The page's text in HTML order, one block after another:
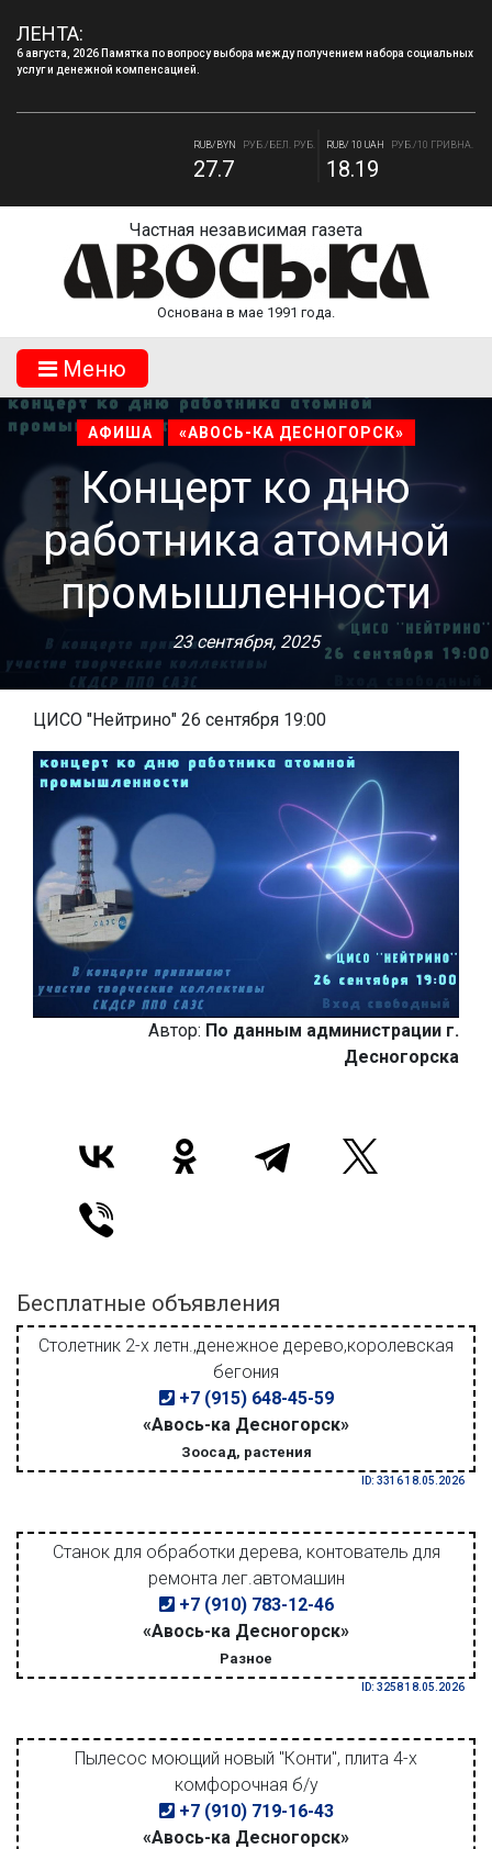
ЛЕНТА:
6 августа, 2026 Памятка по вопросу выбора между получением набора социальных
услуг и денежной компенсацией.
RUB/BYN РУБ./БЕЛ. РУБ.
27.7
RUB/ 10 UAH РУБ./10 ГРИВНА.
18.19
81.41 94.06
Частная независимая газета
Основана в мае 1991 года.
Mеню
АФИША «АВОСЬ-КА ДЕСНОГОРСК»
Концерт ко дню
работника атомной
промышленности
23 сентября, 2025
ЦИСО "Нейтрино" 26 сентября 19:00
Автор: По данным администрации г.
Десногорска
Бесплатные объявления
Столетник 2-х летн.,денежное дерево,королевская
бегония
+7 (915) 648-45-59
«Авось-ка Десногорск»
Зоосад, растения
ID: 3316 18.05.2026
Станок для обработки дерева, контователь для
ремонта лег.автомашин
+7 (910) 783-12-46
«Авось-ка Десногорск»
Разное
ID: 3258 18.05.2026
Пылесос моющий новый "Конти", плита 4-х
комфорочная б/у
+7 (910) 719-16-43
«Авось-ка Десногорск»